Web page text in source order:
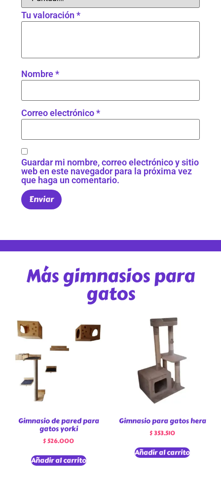
Tu valoración*
Nombre*
Correo electrónico*
Guardar mi nombre, correo electrónico y sitio
web en este navegador para la próxima vez
que haga un comentario.
Más gimnasios para
gatos
Gimnasio de pared para
gatos yorki
$526.000
Añadir al carrito
Gimnasio para gatos hera
$353.510
Añadir al carrito